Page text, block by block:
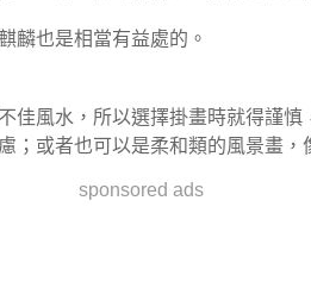
麟也是相當有益處的。
風水，所以選擇掛畫時就得謹慎
；或者也可以是柔和類的風景畫，
sponsored ads